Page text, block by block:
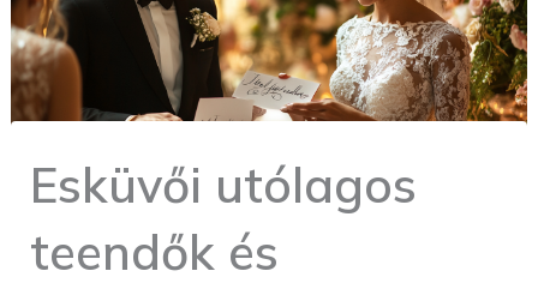
Esküvői utólagos
teendők és